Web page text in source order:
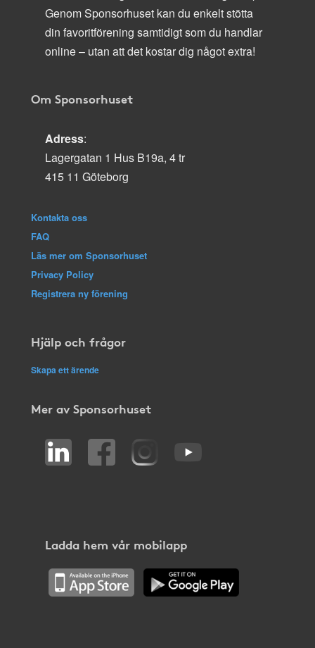
Genom Sponsorhuset kan du enkelt stötta
din favoritförening samtidigt som du handlar
online – utan att det kostar dig något extra!
Om Sponsorhuset
Adress:
Lagergatan 1 Hus B19a, 4 tr
415 11 Göteborg
Kontakta oss
FAQ
Läs mer om Sponsorhuset
Privacy Policy
Registrera ny förening
Hjälp och frågor
Skapa ett ärende
Mer av Sponsorhuset
Ladda hem vår mobilapp